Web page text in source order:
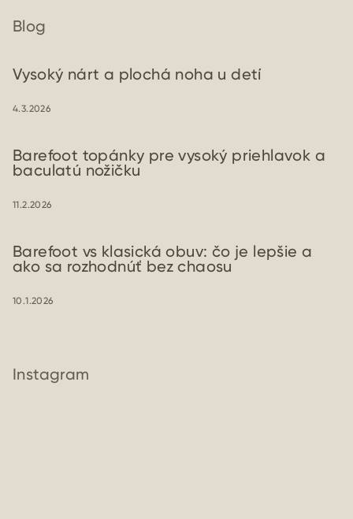
Blog
Vysoký nárt a plochá noha u detí
4.3.2026
Barefoot topánky pre vysoký priehlavok a
baculatú nožičku
11.2.2026
Barefoot vs klasická obuv: čo je lepšie a
ako sa rozhodnúť bez chaosu
10.1.2026
Instagram